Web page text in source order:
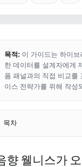
목적: 이 가이드는 하이
한 데이터를 설계자에게
폼 패널과의 직접 비교를
이스 전략가를 위해 작성
목차
향 웰니스가